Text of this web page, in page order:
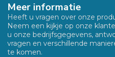
Meer informatie
Heeft u vragen over onze
Neem een kijkje op onze
u onze bedrijfsgegevens,
vragen en verschillende
te komen.